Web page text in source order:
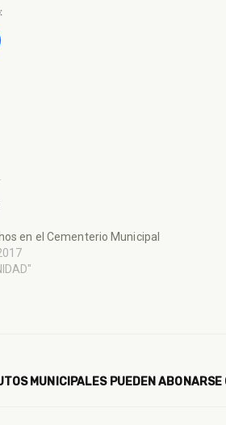
en el Cementerio Municipal
MUNICIPALES PUEDEN